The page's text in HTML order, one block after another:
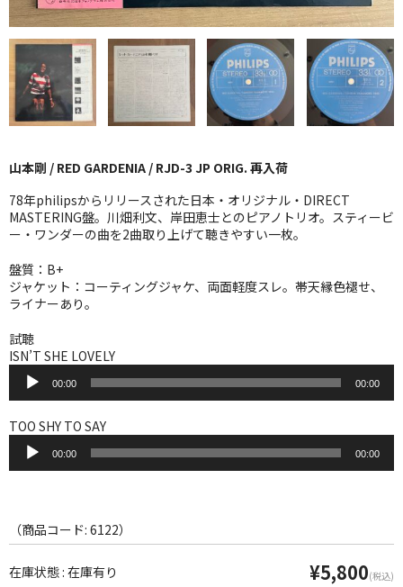
BLUE NOTE
JAZZ-EU
JAZZ-JP
J-POP
ROCK
WORLD
7INC
レア盤（1万円以上）
山本剛 / RED GARDENIA / RJD-3 JP ORIG. 再入荷
78年philipsからリリースされた日本・オリジナル・DIRECT
MASTERING盤。川畑利文、岸田恵士とのピアノトリオ。スティービ
ー・ワンダーの曲を2曲取り上げて聴きやすい一枚。
盤質：B+
ジャケット：コーティングジャケ、両面軽度スレ。帯天縁色褪せ、
ライナーあり。
試聴
ISN’T SHE LOVELY
プ
レ
ー
ー
00:00 00:00
TOO SHY TO SAY
プ
ヤ
ー
00:00 00:00
（商品コード: 6122）
在庫状態 : 在庫有り ¥5,800(税込)